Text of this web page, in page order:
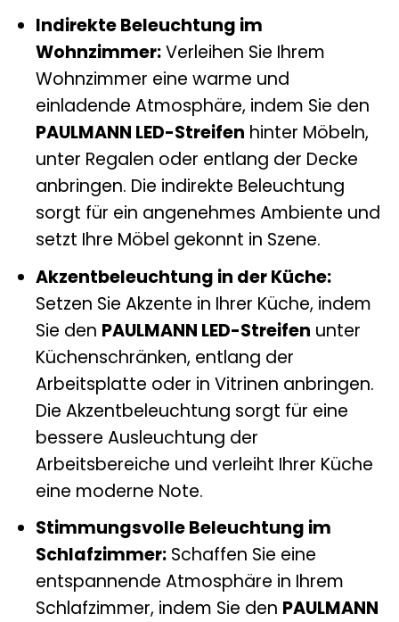
Indirekte Beleuchtung im
Wohnzimmer:Verleihen Sie Ihrem
Wohnzimmer eine warme und
einladende Atmosphäre, indem Sie den
PAULMANN LED-Streifen hinter Möbeln,
unter Regalen oder entlang der Decke
anbringen. Die indirekte Beleuchtung
sorgt für ein angenehmes Ambiente und
setzt Ihre Möbel gekonnt in Szene.
Akzentbeleuchtung in der Küche:
Setzen Sie Akzente in Ihrer Küche, indem
Sie den PAULMANN LED-Streifen unter
Küchenschränken, entlang der
Arbeitsplatte oder in Vitrinen anbringen.
Die Akzentbeleuchtung sorgt für eine
bessere Ausleuchtung der
Arbeitsbereiche und verleiht Ihrer Küche
eine moderne Note.
Stimmungsvolle Beleuchtung im
Schlafzimmer:Schaffen Sie eine
entspannende Atmosphäre in Ihrem
Schlafzimmer, indem Sie den PAULMANN